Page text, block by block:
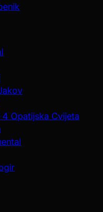
Opatijska Cvijeta